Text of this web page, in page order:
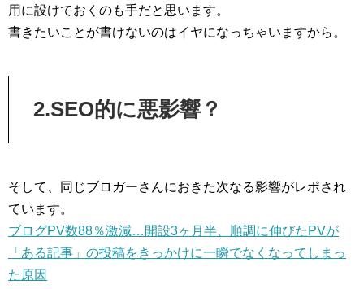
用に設けておくのも手だと思います。
書きたいことが書けないのはイヤになっちゃいますから。
2.SEO的に悪影響？
そして、同じブロガーさんにおきた次なる影響がレポされ
ています。
ブログPV数88％激減…開設3ヶ月半、順調に伸びたPVが
「ある記事」の投稿をきっかけに一瞬でなくなってしまっ
た原因